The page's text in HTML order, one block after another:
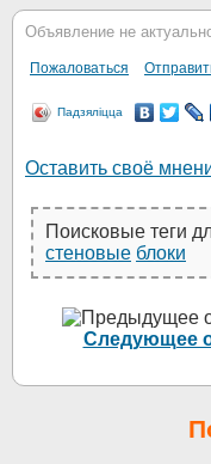
Объявление не
Пожаловаться
Падзяліцца
Оставить своё
Поисковые теги
стеновые блоки
Следующее